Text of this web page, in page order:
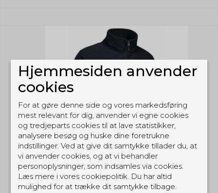
Hjemmesiden anvender
cookies
For at gøre denne side og vores markedsføring
mest relevant for dig, anvender vi egne cookies
og tredjeparts cookies til at lave statistikker,
analysere besøg og huske dine foretrukne
indstillinger. Ved at give dit samtykke tillader du, at
vi anvender cookies, og at vi behandler
personoplysninger, som indsamles via cookies.
Læs mere i vores cookiepolitik. Du har altid
mulighed for at trække dit samtykke tilbage.